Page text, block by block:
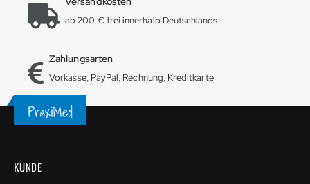
ab 200 € frei innerhalb Deutschlands
Zahlungsarten
Vorkasse, PayPal, Rechnung, Kreditkarte
KUNDE